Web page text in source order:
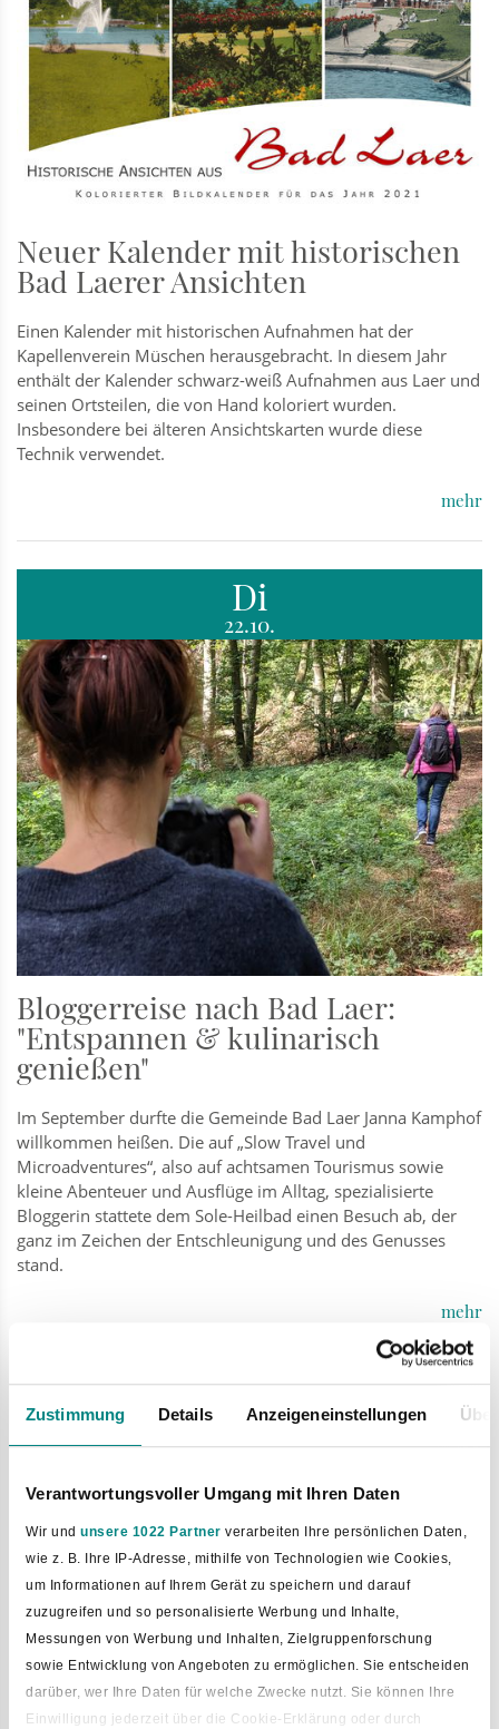
Zustimmung Details Anzeigeneinstellungen
Verantwortungsvoller Umgang mit Ihren Daten
Wir und unsere 1022 Partner verarbeiten Ihre persönlichen Daten,
wie z. B. Ihre IP-Adresse, mithilfe von Technologien wie Cookies,
um Informationen auf Ihrem Gerät zu speichern und darauf
zuzugreifen und so personalisierte Werbung und Inhalte,
Messungen von Werbung und Inhalten, Zielgruppenforschung
sowie Entwicklung von Angeboten zu ermöglichen. Sie entscheiden
darüber, wer Ihre Daten für welche Zwecke nutzt. Sie können Ihre
Einwilligung jederzeit über die Cookie-Erklärung oder durch
Neuer Kalender mit historischen
Bad Laerer Ansichten
Einen Kalender mit historischen Aufnahmen hat der
Kapellenverein Müschen herausgebracht. In diesem Jahr
enthält der Kalender schwarz-weiß Aufnahmen aus Laer und
seinen Ortsteilen, die von Hand koloriert wurden.
Insbesondere bei älteren Ansichtskarten wurde diese
Technik verwendet.
mehr
Di
22.10.
Bloggerreise nach Bad Laer:
"Entspannen & kulinarisch
genießen"
Im September durfte die Gemeinde Bad Laer Janna Kamphof
willkommen heißen. Die auf „Slow Travel und
Microadventures“, also auf achtsamen Tourismus sowie
kleine Abenteuer und Ausflüge im Alltag, spezialisierte
Bloggerin stattete dem Sole-Heilbad einen Besuch ab, der
ganz im Zeichen der Entschleunigung und des Genusses
stand.
mehr
Mi